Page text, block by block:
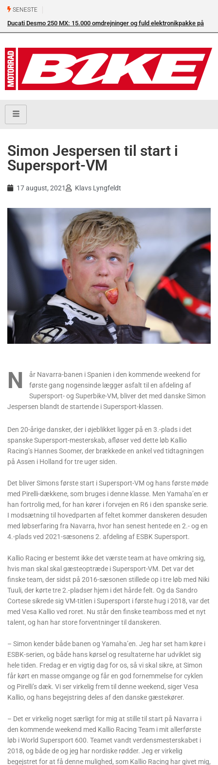
SENESTE
Ducati Desmo 250 MX: 15.000 omdrejninger og fuld elektronikpakke på
Simon Jespersen til start i
Supersport-VM
17 august, 2021 Klavs Lyngfeldt
N
år Navarra-banen i Spanien i den kommende weekend for
første gang nogensinde lægger asfalt til en afdeling af
Supersport- og Superbike-VM, bliver det med danske Simon
Jespersen blandt de startende i Supersport-klassen.
Den 20-årige dansker, der i øjeblikket ligger på en 3.-plads i det
spanske Supersport-mesterskab, afløser ved dette løb Kallio
Racing’s Hannes Soomer, der brækkede en ankel ved tidtagningen
på Assen i Holland for tre uger siden.
Det bliver Simons første start i Supersport-VM og hans første møde
med Pirelli-dækkene, som bruges i denne klasse. Men Yamaha’en er
han fortrolig med, for han kører i forvejen en R6 i den spanske serie.
I modsætning til hovedparten af feltet kommer danskeren desuden
med løbserfaring fra Navarra, hvor han senest hentede en 2.- og en
4.-plads ved 2021-sæsonens 2. afdeling af ESBK Supersport.
Kallio Racing er bestemt ikke det værste team at have omkring sig,
hvis man skal skal gæsteoptræde i Supersport-VM. Det var det
finske team, der sidst på 2016-sæsonen stillede op i tre løb med Niki
Tuuli, der kørte tre 2.-pladser hjem i det hårde felt. Og da Sandro
Cortese sikrede sig VM-titlen i Supersport i første hug i 2018, var det
med Vesa Kallio ved roret. Nu står den finske teamboss med et nyt
talent, og han har store forventninger til danskeren.
– Simon kender både banen og Yamaha’en. Jeg har set ham køre i
ESBK-serien, og både hans kørsel og resultaterne har udviklet sig
hele tiden. Fredag ​​er en vigtig dag for os, så vi skal sikre, at Simon
får kørt en masse omgange og får en god fornemmelse for cyklen
og Pirelli’s dæk. Vi ser virkelig frem til denne weekend, siger Vesa
Kallio, og hans begejstring deles af den danske gæstekører.
– Det er virkelig noget særligt for mig at stille til start på Navarra i
den kommende weekend med Kallio Racing Team i mit allerførste
løb i World Supersport 600. Teamet vandt verdensmesterskabet i
2018, og både de og jeg har nordiske rødder. Jeg er virkelig
begejstret for at få denne mulighed, som Kallio Racing har givet mig,